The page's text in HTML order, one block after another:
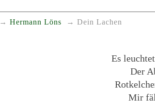
Hermann Löns Dein Lachen
Es
Der
Mir